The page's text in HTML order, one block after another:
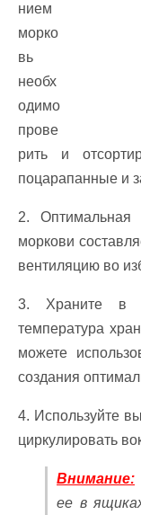
нием
морко
вь
необх
одимо
прове
рить и
поцарапанные и
2. Оптимальная
моркови
вентиляцию во
3. Храните в
температура
можете
создания
4. Используйте
циркулировать
Внимание:
ее в